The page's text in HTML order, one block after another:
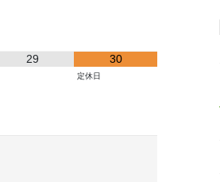
29 30
定休日